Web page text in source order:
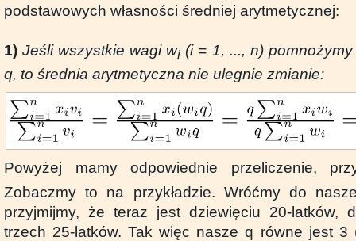
podstawowych własności średniej arytmetycznej:
1) Jeśli wszystkie wagi wi (i = 1, ..., n)
q, to średnia arytmetyczna nie ulegnie zmianie:
Powyżej mamy odpowiednie przeliczenie,
Zobaczmy to na przykładzie. Wróćmy do
przyjmijmy, że teraz jest dziewięciu 20-latków,
trzech 25-latków. Tak więc nasze q równe jest 3